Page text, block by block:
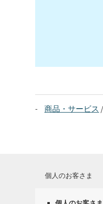
商品・サービス
個人のお客さま